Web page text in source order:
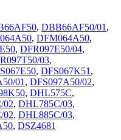
, DBB66AF50/01 ,
, DFM064A50,
, DFR097E50/04,
03,
, DFS067K51 ,
01 , DFS097A50/02,
, DHL575C,
02, DHL785C/03,
02, DHL885C/03,
, DSZ4681